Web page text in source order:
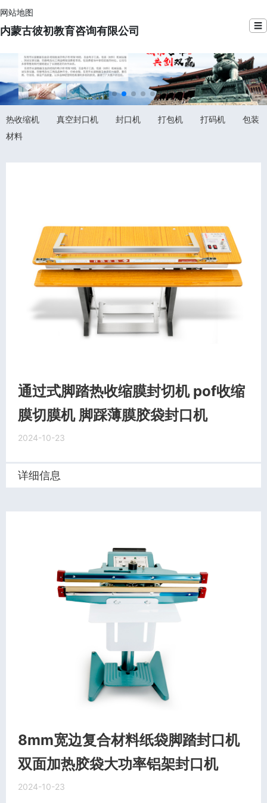
网站地图
内蒙古彼初教育咨询有限公司 ☰
热收缩机 真空封口机 封口机 打包机 打码机
包装
材料
通过式脚踏热收缩膜封切机 pof收缩
膜切膜机 脚踩薄膜胶袋封口机
2024-10-23
详细信息
8mm宽边复合材料纸袋脚踏封口机
双面加热胶袋大功率铝架封口机
2024-10-23